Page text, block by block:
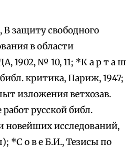
В защиту свободного
в области
1902, № 10, 11; *К а р т а ш
критика, Париж, 1947;
изложения ветхозав.
работ русской библ.
новейших исследований,
*С о в е Б.И., Тезисы по